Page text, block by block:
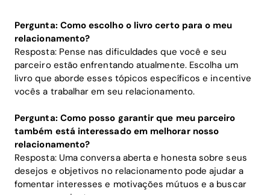
Pergunta: Como escolho o livro certo para o meu
relacionamento?
Resposta: Pense nas dificuldades que você e seu
parceiro estão enfrentando atualmente. Escolha um
livro que aborde esses tópicos específicos e incentive
vocês a trabalhar em seu relacionamento.
Pergunta: Como posso garantir que meu parceiro
também está interessado em melhorar nosso
relacionamento?
Resposta: Uma conversa aberta e honesta sobre seus
desejos e objetivos no relacionamento pode ajudar a
fomentar interesses e motivações mútuos e a buscar